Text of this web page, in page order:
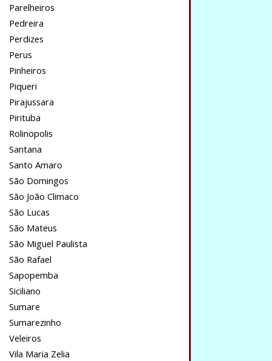
Parelheiros
Pedreira
Perdizes
Perus
Pinheiros
Piqueri
Pirajussara
Pirituba
Rolinopolis
Santana
Santo Amaro
São Domingos
São João Climaco
São Lucas
São Mateus
São Miguel Paulista
São Rafael
Sapopemba
Siciliano
Sumare
Sumarezinho
Veleiros
Vila Maria Zelia